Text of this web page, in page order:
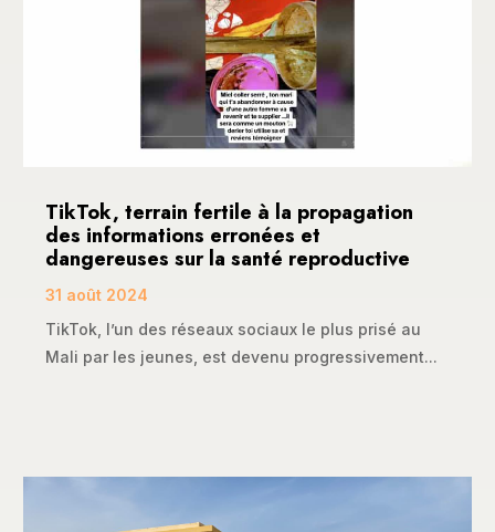
TikTok, terrain fertile à la propagation
des informations erronées et
dangereuses sur la santé reproductive
31 août 2024
TikTok, l’un des réseaux sociaux le plus prisé au
Mali par les jeunes, est devenu progressivement...